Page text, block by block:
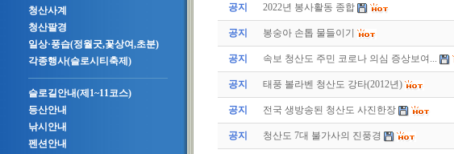
청산사계
청산팔경
일상·풍습(정월굿,꽃상여,초분)
각종행사(슬로시티축제)
슬로길안내(제1~11코스)
등산안내
낚시안내
펜션안내
공지 2022년 봉사활동 종합
공지 봉숭아 손톱 물들이기
공지 속보 청산도 주민 코로나 의심 증상보여...
공지 태풍 볼라벤 청산도 강타(2012년)
공지 전국 생방송된 청산도 사진한장
공지 청산도 7대 불가사의 진풍경